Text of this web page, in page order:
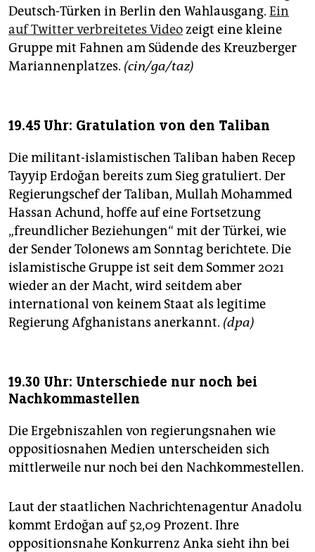
Deutsch-Türken in Berlin den Wahlausgang. Ein
auf Twitter verbreitetes Videozeigt eine kleine
Gruppe mit Fahnen am Südende des Kreuzberger
Mariannenplatzes. (cin/ga/taz)
19.45 Uhr: Gratulation von den Taliban
Die militant-islamistischen Taliban haben Recep
Tayyip Erdoğan bereits zum Sieg gratuliert. Der
Regierungschef der Taliban, Mullah Mohammed
Hassan Achund, hoffe auf eine Fortsetzung
„freundlicher Beziehungen“ mit der Türkei, wie
der Sender Tolonews am Sonntag berichtete. Die
islamistische Gruppe ist seit dem Sommer 2021
wieder an der Macht, wird seitdem aber
international von keinem Staat als legitime
Regierung Afghanistans anerkannt. (dpa)
19.30 Uhr: Unterschiede nur noch bei
Nachkommastellen
Die Ergebniszahlen von regierungsnahen wie
oppositiosnahen Medien unterscheiden sich
mittlerweile nur noch bei den Nachkommestellen.
Laut der staatlichen Nachrichtenagentur Anadolu
kommt Erdoğan auf 52,09 Prozent. Ihre
oppositionsnahe Konkurrenz Anka sieht ihn bei